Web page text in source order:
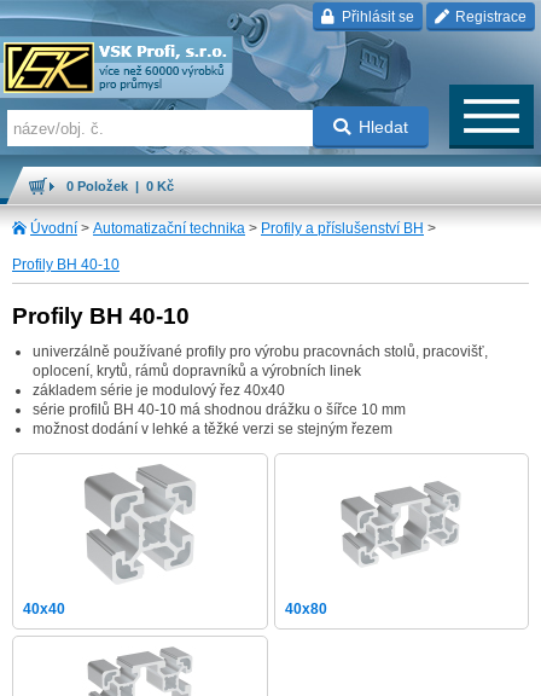
Přihlásit se Registrace
Hledat
0 Položek | 0 Kč
Úvodní > Automatizační technika > Profily a příslušenství BH >
Profily BH 40-10
Profily BH 40-10
univerzálně používané profily pro výrobu pracovnách stolů, pracovišť,
oplocení, krytů, rámů dopravníků a výrobních linek
základem série je modulový řez 40x40
série profilů BH 40-10 má shodnou drážku o šířce 10 mm
možnost dodání v lehké a těžké verzi se stejným řezem
40x40 40x80